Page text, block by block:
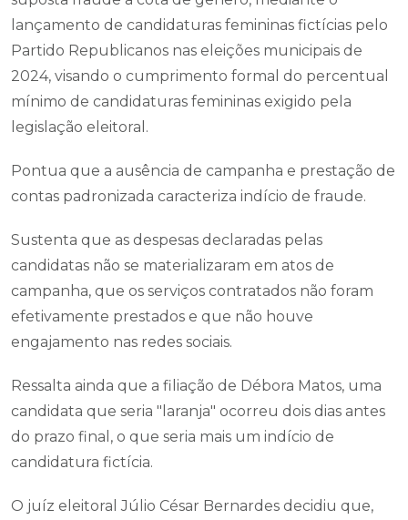
lançamento de candidaturas femininas fictícias pelo
Partido Republicanos nas eleições municipais de
2024, visando o cumprimento formal do percentual
mínimo de candidaturas femininas exigido pela
legislação eleitoral.
Pontua que a ausência de campanha e prestação de
contas padronizada caracteriza indício de fraude.
Sustenta que as despesas declaradas pelas
candidatas não se materializaram em atos de
campanha, que os serviços contratados não foram
efetivamente prestados e que não houve
engajamento nas redes sociais.
Ressalta ainda que a filiação de Débora Matos, uma
candidata que seria "laranja" ocorreu dois dias antes
do prazo final, o que seria mais um indício de
candidatura fictícia.
O juíz eleitoral Júlio César Bernardes decidiu que,